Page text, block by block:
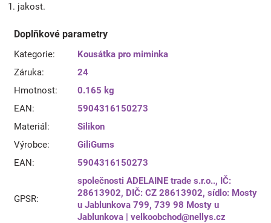
1. jakost.
Doplňkové parametry
Kategorie:
Kousátka pro miminka
Záruka:
24
Hmotnost:
0.165 kg
EAN:
5904316150273
Materiál :
Silikon
Výrobce:
GiliGums
EAN: 5904316150273
GPSR:
společnosti ADELAINE trade s.r.o.., IČ:
28613902, DIČ: CZ 28613902, sídlo: Mosty
u Jablunkova 799, 739 98 Mosty u
Jablunkova | velkoobchod@nellys.cz